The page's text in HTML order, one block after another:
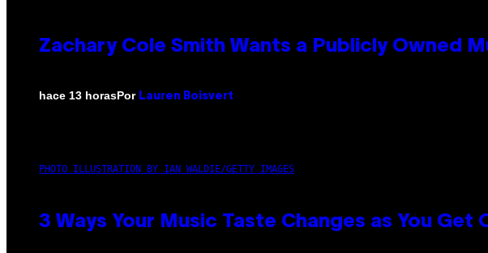
Zachary Cole Smith Wants a Publicly Owned
hace 13 horasPor Lauren Boisvert
PHOTO ILLUSTRATION BY IAN WALDIE/GETTY IMAGES
3 Ways Your Music Taste Changes as You Get